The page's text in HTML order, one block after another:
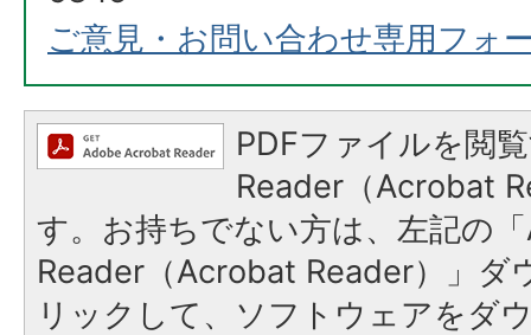
ご意見・お問い合わせ専用フォ
PDFファイルを閲
Reader（Acrobat
す。お持ちでない方は、左記の
Reader（Acrobat Reader）」ダ
リックして、ソフトウェアをダ